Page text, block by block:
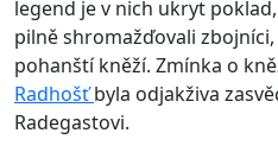
legend je v nich ukryt
pilně shromažďovali
pohanští kněží. Zmínka o
Radhošťbyla odjakživa
Radegastovi.